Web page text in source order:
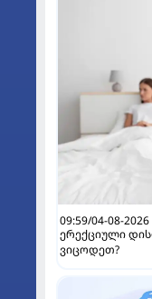
09:59/04-08-2026
ერექციული
ვიცოდეთ?